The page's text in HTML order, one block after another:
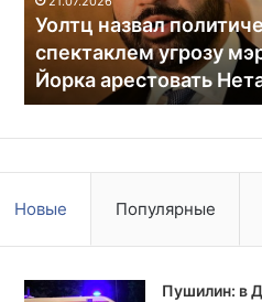
Нью-
Йорка
арестовать
Нетаньяху
Уолтц назвал
спектаклем угрозу
Йорка арестовать
Новые Популярные
Пушилин: в